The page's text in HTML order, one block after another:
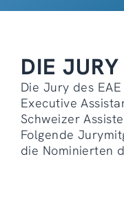
DIE JURY
Die Jury des
Executive
Schweizer
Folgende
die Nominierten